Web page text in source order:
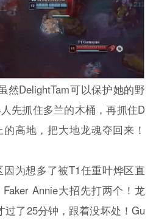
然DelightTam可以保护她的野
先抓住多兰的木桶，再抓住D
高地，把大地龙魂夺回来！
为想多了被T1任重叶烨区直
Annie大招先打两个！龙
过了25分钟，跟着没坏处！Gu